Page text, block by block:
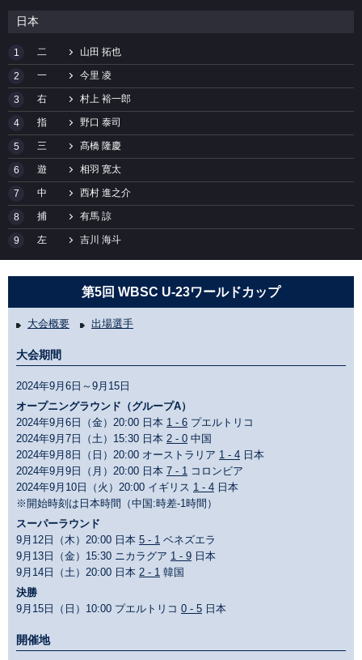
日本
1 二 山田 拓也
2 一 今里 凌
3 右 村上 裕一郎
4 指 野口 泰司
5 三 髙橋 隆慶
6 遊 相羽 寛太
7 中 西村 進之介
8 捕 有馬 諒
9 左 吉川 海斗
第5回 WBSC U-23ワールドカップ
大会概要 出場選手
大会期間
2024年9月6日～9月15日
オープニングラウンド（グループA）
2024年9月6日（金）20:00 日本 1 - 6 プエルトリコ
2024年9月7日（土）15:30 日本 2 - 0 中国
2024年9月8日（日）20:00 オーストラリア 1 - 4 日本
2024年9月9日（月）20:00 日本 7 - 1 コロンビア
2024年9月10日（火）20:00 イギリス 1 - 4 日本
※開始時刻は日本時間（中国:時差-1時間）
スーパーラウンド
9月12日（木）20:00 日本 5 - 1 ベネズエラ
9月13日（金）15:30 ニカラグア 1 - 9 日本
9月14日（土）20:00 日本 2 - 1 韓国
決勝
9月15日（日）10:00 プエルトリコ 0 - 5 日本
開催地